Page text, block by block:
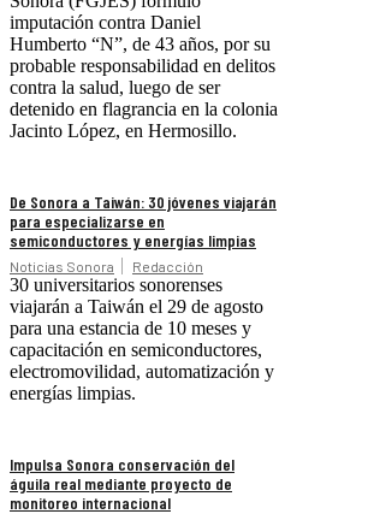
imputación contra Daniel
Humberto “N”, de 43 años, por su
probable responsabilidad en delitos
contra la salud, luego de ser
detenido en flagrancia en la colonia
Jacinto López, en Hermosillo.
De Sonora a Taiwán: 30 jóvenes viajarán
para especializarse en
semiconductores y energías limpias
Noticias Sonora Redacción
30 universitarios sonorenses
viajarán a Taiwán el 29 de agosto
para una estancia de 10 meses y
capacitación en semiconductores,
electromovilidad, automatización y
energías limpias.
Impulsa Sonora conservación del
águila real mediante proyecto de
monitoreo internacional